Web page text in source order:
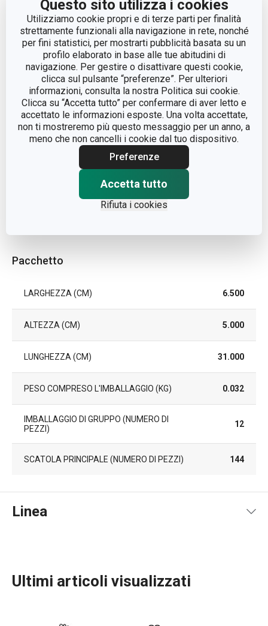
Questo sito utilizza i cookies
Utilizziamo cookie propri e di terze parti per finalità
strettamente funzionali alla navigazione in rete, nonché
per fini statistici, per mostrarti pubblicità basata su un
profilo elaborato in base alle tue abitudini di
navigazione. Per gestire o disattivare questi cookie,
clicca sul pulsante “preferenze”. Per ulteriori
informazioni, consulta la nostra Politica sui cookie.
Clicca su “Accetta tutto” per confermare di aver letto e
accettato le informazioni esposte. Una volta accettate,
non ti mostreremo più questo messaggio per un anno, a
meno che non cancelli i cookie dal tuo dispositivo.
Preferenze
Accetta tutto
Rifiuta i cookies
LINEA DI PRODOTTO SPACE LINE
MATERIALE nylon
TIPO frusta
COLORE Nero
LAVAGGIO IN LAVASTOVIGLIE Sì
DURATA DELLA GARANZIA (IN
Pacchetto
LARGHEZZA (CM) 6.500
ALTEZZA (CM) 5.000
LUNGHEZZA (CM) 31.000
PESO COMPRESO L'IMBALLAGGIO (KG) 0.032
IMBALLAGGIO DI GRUPPO (NUMERO DI
PEZZI)
12
SCATOLA PRINCIPALE (NUMERO DI PEZZI) 144
Linea
Ultimi articoli visualizzati